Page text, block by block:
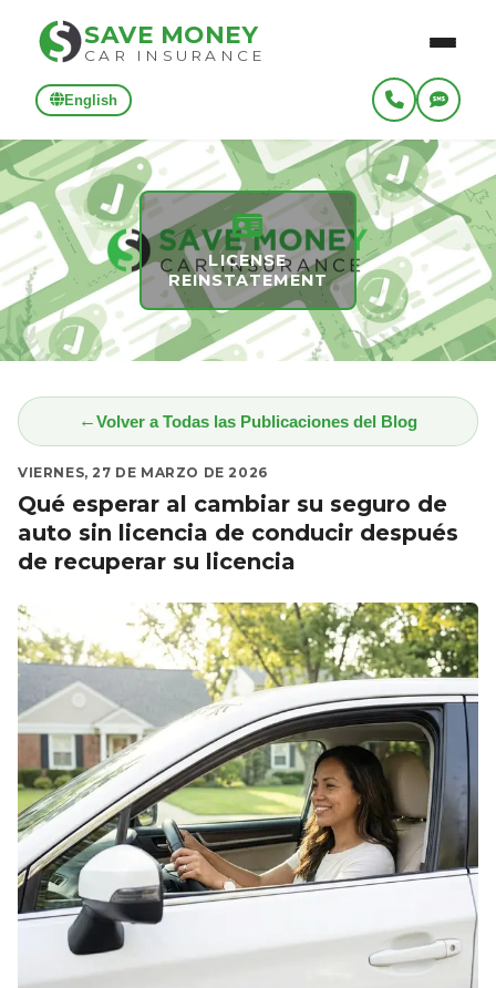
SAVE MONEY
CAR INSURANCE
English
LICENSE
REINSTATEMENT
Volver a Todas las Publicaciones del Blog
VIERNES, 27 DE MARZO DE 2026
Qué esperar al cambiar su seguro de
auto sin licencia de conducir después
de recuperar su licencia